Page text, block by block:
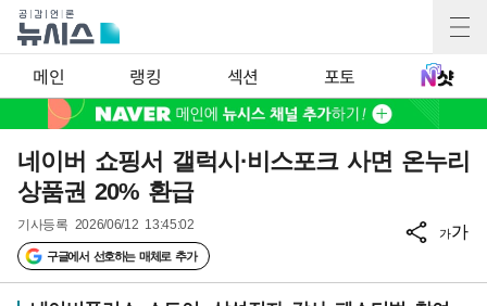
메인 랭킹 섹션 포토
네이버 쇼핑서 갤럭시·비스포크 사면 온누리
상품권 20% 환급
기사등록 2026/06/12 13:45:02
구글에서 선호하는 매체로 추가
가가